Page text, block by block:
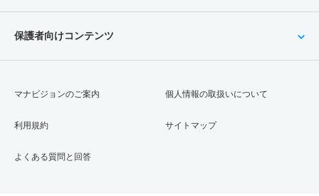
保護者向けコンテンツ
マナビジョンのご案内
利用規約
よくある質問と回答
個人情報の取扱いについて
サイトマップ